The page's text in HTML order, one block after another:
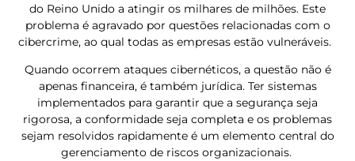
do Reino Unido a atingir os milhares de milhões. Este
problema é agravado por questões relacionadas com o
cibercrime, ao qual todas as empresas estão vulneráveis.
Quando ocorrem ataques cibernéticos, a questão não é
apenas financeira, é também jurídica. Ter sistemas
implementados para garantir que a segurança seja
rigorosa, a conformidade seja completa e os problemas
sejam resolvidos rapidamente é um elemento central do
gerenciamento de riscos organizacionais.